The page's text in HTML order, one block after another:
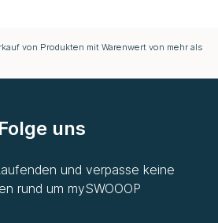
von Produkten mit Warenwert von mehr als
Folge uns
und verpasse keine
rund um mySWOOOP